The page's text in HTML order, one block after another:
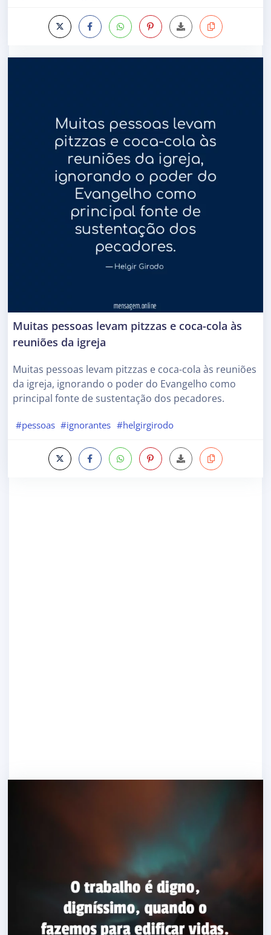
Muitas pessoas levam pitzzas e coca-cola às
reuniões da igreja
Muitas pessoas levam pitzzas e coca-cola às reuniões
da igreja, ignorando o poder do Evangelho como
principal fonte de sustentação dos pecadores.
#pessoas #ignorantes #helgirgirodo